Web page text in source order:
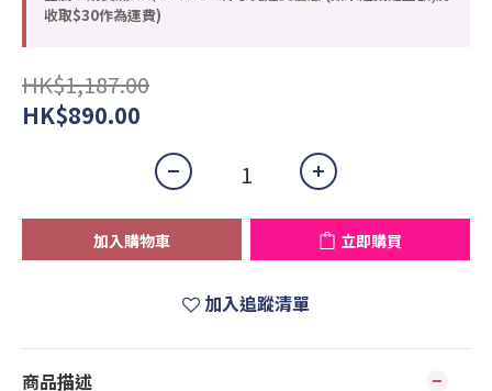
收取$30作為運費)
HK$1,187.00
HK$890.00
加入購物車 立即購買
加入追蹤清單
商品描述